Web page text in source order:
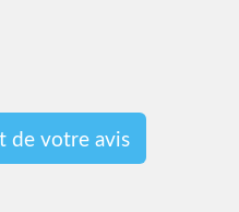
de votre avis